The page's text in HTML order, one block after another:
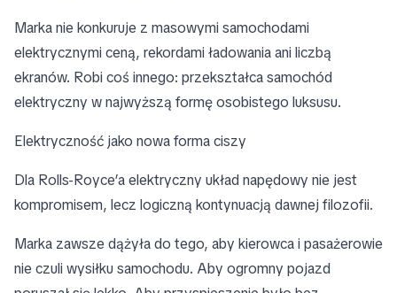
Marka nie konkuruje z masowymi samochodami
elektrycznymi ceną, rekordami ładowania ani liczbą
ekranów. Robi coś innego: przekształca samochód
elektryczny w najwyższą formę osobistego luksusu.
Elektryczność jako nowa forma ciszy
Dla Rolls-Royce’a elektryczny układ napędowy nie jest
kompromisem, lecz logiczną kontynuacją dawnej filozofii.
Marka zawsze dążyła do tego, aby kierowca i pasażerowie
nie czuli wysiłku samochodu. Aby ogromny pojazd